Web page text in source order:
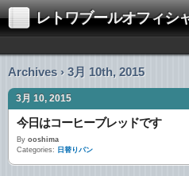
レトワブールオフィシ
Archives › 3月 10th, 2015
3月 10, 2015
今日はコーヒーブレッドです
By ooshima
Categories: 日替りパン